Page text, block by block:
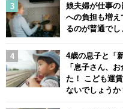
娘夫婦が仕事の
への負担も増え
るのが普通でし
4歳の息子と「
「息子さん、
た！ こども運
ないでしょう